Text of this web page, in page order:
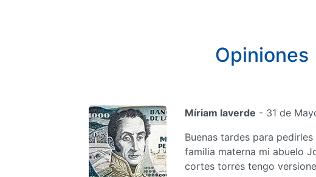
Opiniones
Míriam laverde - 31 de
Buenas tardes para
familia materna mi abuelo
cortes torres tengo